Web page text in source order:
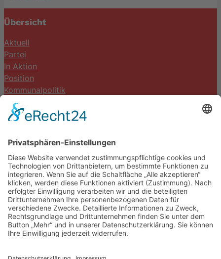
Übersicht
Aktuell
Partei
In Aktion
Position
Kommunalpolitik
Termine
DIE LINKE. Schwalm-Eder
Steingasse 5
34613 Schwalmstadt
Tel.06691 8077899
info@die-linke-schwalm-eder.de
Gesetzliches
Impressum